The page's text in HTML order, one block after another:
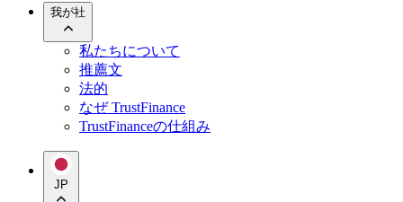
我が社
私たちについて
推薦文
法的
なぜ TrustFinance
TrustFinanceの仕組み
JP